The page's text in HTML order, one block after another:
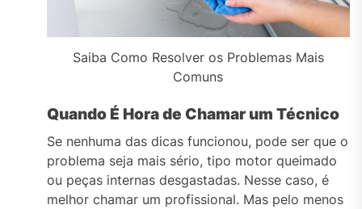
Saiba Como Resolver os Problemas Mais
Comuns
Quando É Hora de Chamar um Técnico
Se nenhuma das dicas funcionou, pode ser que o
problema seja mais sério, tipo motor queimado
ou peças internas desgastadas. Nesse caso, é
melhor chamar um profissional. Mas pelo menos